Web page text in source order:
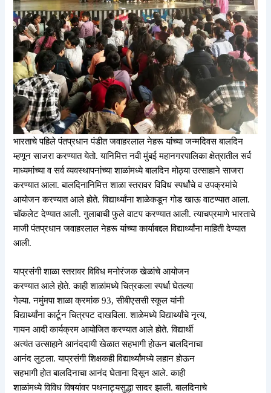
भारताचे पहिले पंतप्रधान पंडीत जवाहरलाल नेहरू यांच्या जन्मदिवस बालदिन
म्हणून साजरा करण्यात येतो. यानिमित्त नवी मुंबई महानगरपालिका क्षेत्रातील सर्व
माध्यमांच्या व सर्व व्यवस्थापनांच्या शाळांमध्ये बालदिन मोठ्या उत्साहाने साजरा
करण्यात आला. बालदिनानिमित्त शाळा स्तरावर विविध स्पर्धांचे व उपक्रमांचे
आयोजन करण्यात आले होते. विद्यार्थ्यांना शाळेकडून गोड खाऊ वाटण्यात आला.
चॉकलेट देण्यात आली. गुलाबाची फुले वाटप करण्यात आली. त्याचप्रमाणे भारताचे
माजी पंतप्रधान जवाहरलाल नेहरू यांच्या कार्याबद्दल विद्यार्थ्यांना माहिती देण्यात
आली.
याप्रसंगी शाळा स्तरावर विविध मनोरंजक खेळांचे आयोजन
करण्यात आले होते. काही शाळांमध्ये चित्रकला स्पर्धा घेतल्या
गेल्या. नमुंमपा शाळा क्रमांक 93, सीबीएससी स्कूल यांनी
विद्यार्थ्यांना कार्टून चित्रपट दाखविला. शाळेमध्ये विद्यार्थ्यांचे नृत्य,
गायन आदी कार्यक्रम आयोजित करण्यात आले होते. विद्यार्थी
अत्यंत उत्साहाने आनंददायी खेळात सहभागी होऊन बालदिनाचा
आनंद लुटला. याप्रसंगी शिक्षकही विद्यार्थ्यांमध्ये लहान होऊन
सहभागी होत बालदिनाचा आनंद घेताना दिसून आले. काही
शाळांमध्ये विविध विषयांवर पथनाट्यसुद्धा सादर झाली. बालदिनाचे